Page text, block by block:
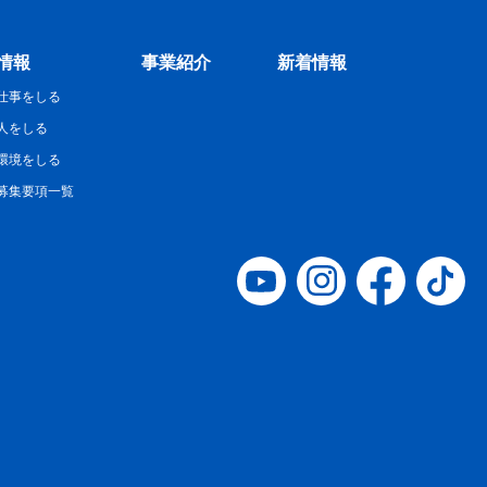
報
事をしる
をしる
境をしる
集要項一覧
事業紹介 新着情報